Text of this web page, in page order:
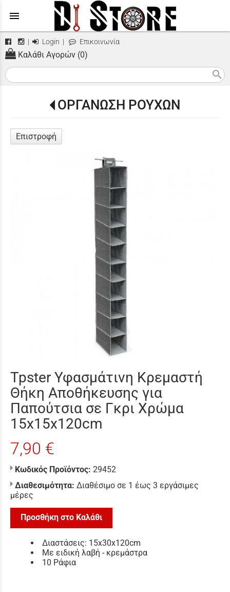
menu
| Login | Επικοινωνία
Καλάθι Αγορών (0)
search
ΟΡΓΑΝΩΣΗ ΡΟΥΧΩΝ
Επιστροφή
Tpster Υφασμάτινη Κρεμαστή
Θήκη Αποθήκευσης για
Παπούτσια σε Γκρι Χρώμα
15x15x120cm
7,90 €
Κωδικός Προϊόντος: 29452
Διαθεσιμότητα: Διαθέσιμο σε 1 έως 3 εργάσιμες
μέρες
Προσθήκη στο Καλάθι
Διαστάσεις: 15x30x120cm
Με ειδική λαβή - κρεμάστρα
10 Ράφια